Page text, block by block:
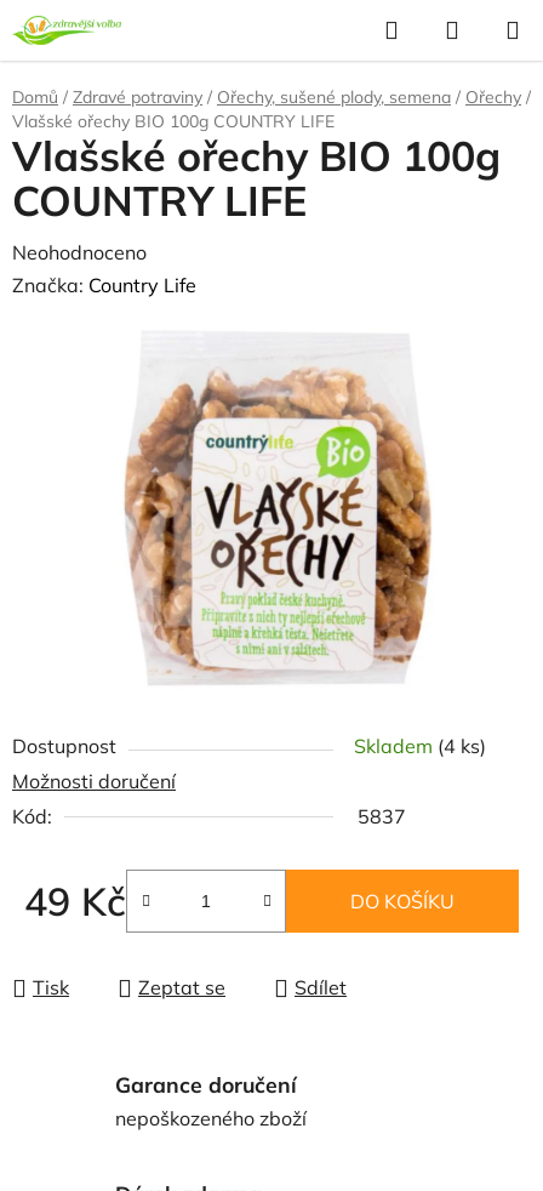
Přejít
na
obsah
Hledat
KOŠÍK
Domů / Zdravé potraviny / Ořechy, sušené plody, semena / Ořechy /
Vlašské ořechy BIO 100g COUNTRY LIFE
Dostupnost Skladem (4 ks)
Možnosti doručení
Kód:
5837
49 Kč
Měrná cena:
DO KOŠÍKU
Tisk Zeptat se Sdílet
Vlašské ořechy BIO 100g
COUNTRY LIFE
Průměrné
hodnocení
Neohodnoceno
Značka: Country Life
Garance doručení
nepoškozeného zboží